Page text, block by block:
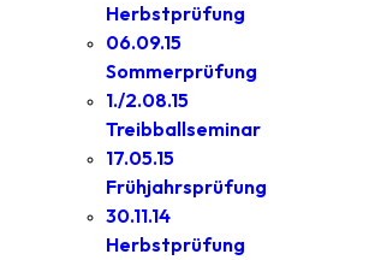
Herbstprüfung
06.09.15
Sommerprüfung
1./2.08.15
Treibballseminar
17.05.15
Frühjahrsprüfung
30.11.14
Herbstprüfung